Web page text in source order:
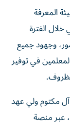
المعرفة
خلال الفترة
وجهود جميع
في توفير
مكتوم ولي عهد
عبر منصة